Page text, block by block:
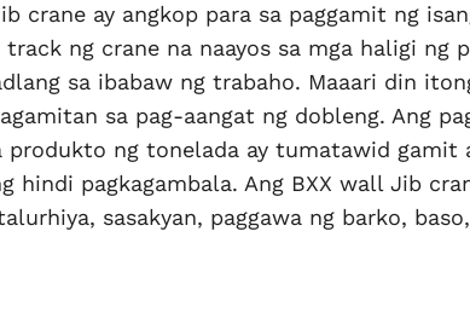
crane ay angkop para sa paggamit ng
track ng crane na naayos sa mga haligi ng
sa ibabaw ng trabaho. Maaari din
sa pag-aangat ng dobleng. Ang
ng tonelada ay tumatawid gamit
hindi pagkagambala. Ang BXX wall Jib
sasakyan, paggawa ng barko,